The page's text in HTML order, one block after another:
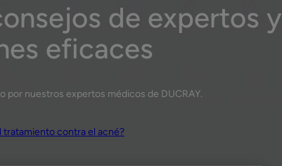
de expertos y
eficaces
por nuestros expertos médicos de DUCRAY.
tratamiento contra el acné?